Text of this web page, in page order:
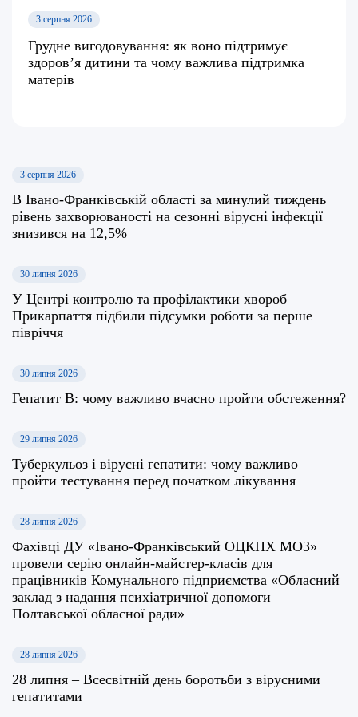
3 серпня 2026
Грудне вигодовування: як воно підтримує
здоров’я дитини та чому важлива підтримка
матерів
3 серпня 2026
В Івано-Франківській області за минулий тиждень
рівень захворюваності на сезонні вірусні інфекції
знизився на 12,5%
30 липня 2026
У Центрі контролю та профілактики хвороб
Прикарпаття підбили підсумки роботи за перше
півріччя
30 липня 2026
Гепатит В: чому важливо вчасно пройти обстеження?
29 липня 2026
Туберкульоз і вірусні гепатити: чому важливо
пройти тестування перед початком лікування
28 липня 2026
Фахівці ДУ «Івано-Франківський ОЦКПХ МОЗ»
провели серію онлайн-майстер-класів для
працівників Комунального підприємства «Обласний
заклад з надання психіатричної допомоги
Полтавської обласної ради»
28 липня 2026
28 липня – Всесвітній день боротьби з вірусними
гепатитами